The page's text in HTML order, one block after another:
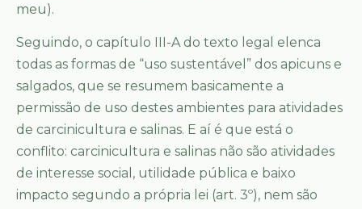
meu).
Seguindo, o capítulo III-A do texto legal elenca
todas as formas de “uso sustentável” dos apicuns e
salgados, que se resumem basicamente a
permissão de uso destes ambientes para atividades
de carcinicultura e salinas. E aí é que está o
conflito: carcinicultura e salinas não são atividades
de interesse social, utilidade pública e baixo
impacto segundo a própria lei (art. 3º), nem são